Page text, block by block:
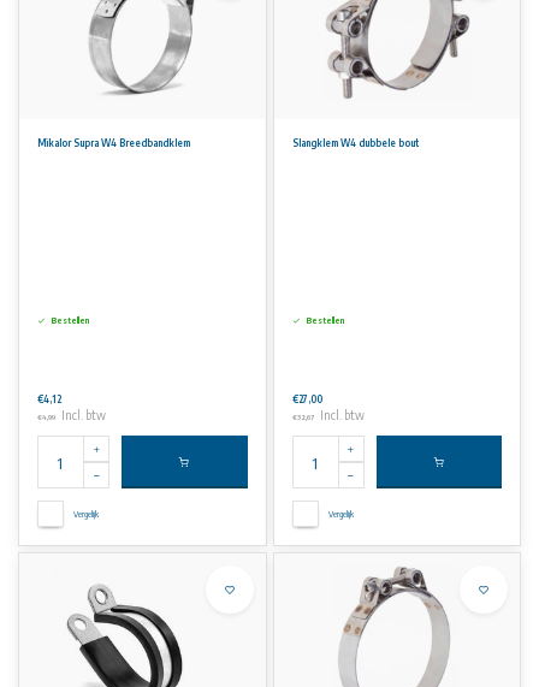
Mikalor Supra W4 Breedbandklem
Bestellen
€4,12
€4,99 Incl. btw
Vergelijk
Slangklem W4 dubbele bout
Bestellen
€27,00
€32,67 Incl. btw
Vergelijk